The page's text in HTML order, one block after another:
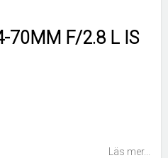
70MM F/2.8 L IS
Läs mer...